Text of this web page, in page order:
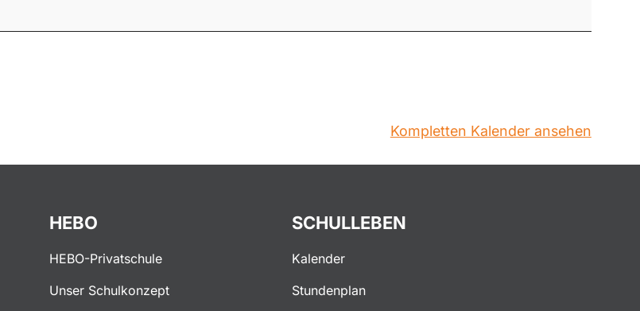
Kompletten Kalender ansehen
HEBO
HEBO-Privatschule
Unser Schulkonzept
SCHULLEBEN
Kalender
Stundenplan